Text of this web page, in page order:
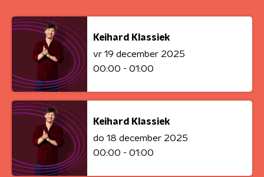
Keihard Klassiek
vr 19 december 2025
00:00 - 01:00
Keihard Klassiek
do 18 december 2025
00:00 - 01:00